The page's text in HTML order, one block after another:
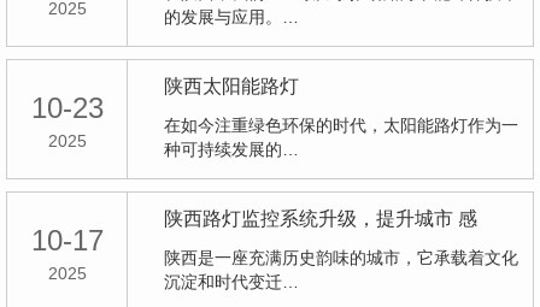
2025
的发展与应用。…
10-23
2025
陕西太阳能路灯
在如今注重绿色环保的时代，太阳能路灯作为一
种可持续发展的…
10-17
2025
陕西路灯监控系统升级，提升城市 感
陕西是一座充满历史韵味的城市，它承载着文化
沉淀和时代变迁…